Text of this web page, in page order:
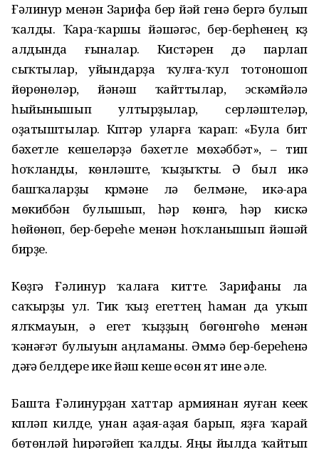
Ғәлинур менән Зарифа бер йәй генә бергә булып
ҡалды. Ҡара-ҡаршы йәшәгәс, бер-берһенең күҙ
алдында ғыналар. Кистәрен дә парлап
сыҡтылар, уйындарҙа ҡулға-ҡул тотоношоп
йөрөнөләр, йәнәш ҡайттылар, эскәмйәлә
һыйынышып ултырҙылар, серләштеләр,
оҙатыштылар. Күптәр уларға ҡарап: «Була бит
бәхетле кешеләрҙә бәхетле мөхәббәт», – тип
һоҡланды, көнләште, ҡыҙыҡты. Ә был икәү
башҡаларҙы күрмәне лә белмәне, икәү-ара
мөкиббән булышып, һәр көнгә, һәр кискә
һөйөнөп, бер-береһе менән һоҡланышып йәшәй
бирҙе.
Көҙгә Ғәлинур ҡалаға китте. Зарифаны ла
саҡырҙы ул. Тик ҡыҙ егеттең һаман да уҡып
ялҡмауын, ә егет ҡыҙҙың бөгөнгөһө менән
ҡәнәғәт булыуын аңламаны. Әммә бер-береһенә
дәғүә белдереү ике йәш кеше өсөн ят ине әле.
Башта Ғәлинурҙан хаттар армиянан яуған кеүек
күпләп килде, унан аҙая-аҙая барып, яҙға ҡарай
бөтөнләй һирәгәйеп ҡалды. Яңы йылда ҡайтып